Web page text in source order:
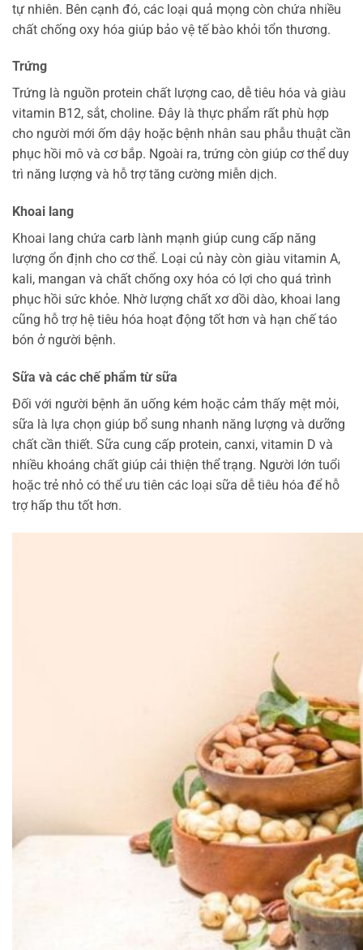
tự nhiên. Bên cạnh đó, các loại quả mọng còn chứa nhiều
chất chống oxy hóa giúp bảo vệ tế bào khỏi tổn thương.
Trứng
Trứng là nguồn protein chất lượng cao, dễ tiêu hóa và giàu
vitamin B12, sắt, choline. Đây là thực phẩm rất phù hợp
cho người mới ốm dậy hoặc bệnh nhân sau phẫu thuật cần
phục hồi mô và cơ bắp. Ngoài ra, trứng còn giúp cơ thể duy
trì năng lượng và hỗ trợ tăng cường miễn dịch.
Khoai lang
Khoai lang chứa carb lành mạnh giúp cung cấp năng
lượng ổn định cho cơ thể. Loại củ này còn giàu vitamin A,
kali, mangan và chất chống oxy hóa có lợi cho quá trình
phục hồi sức khỏe. Nhờ lượng chất xơ dồi dào, khoai lang
cũng hỗ trợ hệ tiêu hóa hoạt động tốt hơn và hạn chế táo
bón ở người bệnh.
Sữa và các chế phẩm từ sữa
Đối với người bệnh ăn uống kém hoặc cảm thấy mệt mỏi,
sữa là lựa chọn giúp bổ sung nhanh năng lượng và dưỡng
chất cần thiết. Sữa cung cấp protein, canxi, vitamin D và
nhiều khoáng chất giúp cải thiện thể trạng. Người lớn tuổi
hoặc trẻ nhỏ có thể ưu tiên các loại sữa dễ tiêu hóa để hỗ
trợ hấp thu tốt hơn.